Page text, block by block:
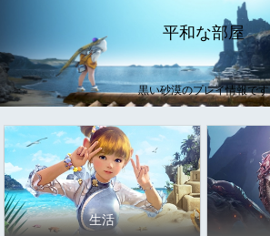
平和な部屋
黒い砂漠のプレイ情報です
生活